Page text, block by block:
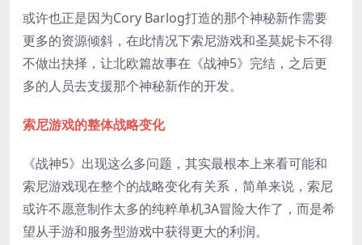
或许也正是因为Cory Barlog打造的那个神秘新作需要
更多的资源倾斜，在此情况下索尼游戏和圣莫妮卡不得
不做出抉择，让北欧篇故事在《战神5》完结，之后更
多的人员去支援那个神秘新作的开发。
索尼游戏的整体战略变化
《战神5》出现这么多问题，其实最根本上来看可能和
索尼游戏现在整个的战略变化有关系，简单来说，索尼
或许不愿意制作太多的纯粹单机3A冒险大作了，而是希
望从手游和服务型游戏中获得更大的利润。